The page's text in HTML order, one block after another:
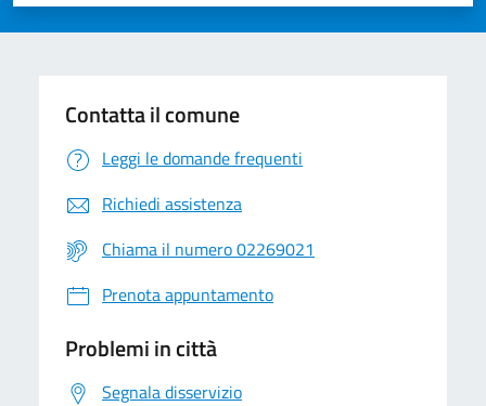
Contatta il comune
Leggi le domande frequenti
Richiedi assistenza
Chiama il numero 02269021
Prenota appuntamento
Problemi in città
Segnala disservizio